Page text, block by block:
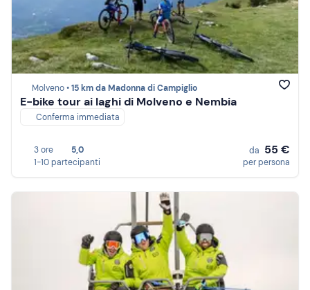
Molveno •15 km da Madonna di Campiglio
E-bike tour ai laghi di Molveno e Nembia
Conferma immediata
3 ore
5,0
1-10 partecipanti
da 55 €
per persona